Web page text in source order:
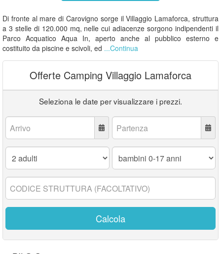
Di fronte al mare di Carovigno sorge il Villaggio Lamaforca, struttura
a 3 stelle di 120.000 mq, nelle cui adiacenze sorgono indipendenti il
Parco Acquatico Aqua In, aperto anche al pubblico esterno e
costituito da piscine e scivoli, ed ...Continua
Offerte Camping Villaggio Lamaforca
Seleziona le date per visualizzare i prezzi.
Arrivo: Partenza:
Adulti:
Bambini
17
Codice
struttura:
Calcola